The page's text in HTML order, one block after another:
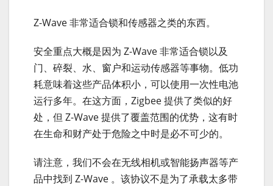
Z-Wave 非常适合锁和传感器之类的东西。
安全重点大概是因为 Z-Wave 非常适合锁以及
门、碎裂、水、窗户和运动传感器等事物。低功
耗意味着这些产品体积小，可以使用一次性电池
运行多年。在这方面，Zigbee 提供了类似的好
处，但 Z-Wave 提供了覆盖范围的优势，这有时
在生命和财产处于危险之中时是必不可少的。
请注意，我们不会在无线相机或智能扬声器等产
品中找到 Z-Wave 。该协议不是为了承载太多带